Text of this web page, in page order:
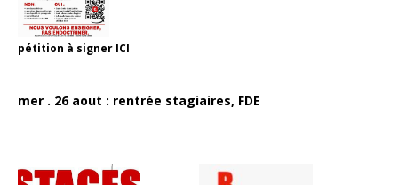
pétition à signer ICI
mer . 26 aout : rentrée stagiaires, FDE